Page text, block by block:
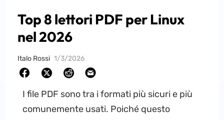
Top 8 lettori PDF per Linux
nel 2026
Italo Rossi 1/3/2026
I file PDF sono tra i formati più sicuri e più
comunemente usati. Poiché questo